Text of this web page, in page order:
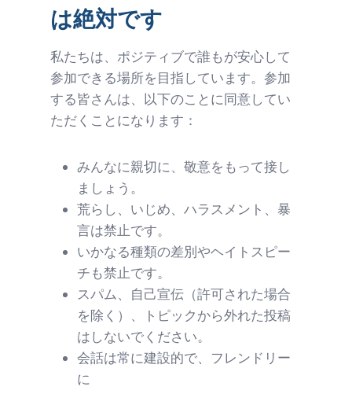
は絶対です
私たちは、ポジティブで誰もが安心して
参加できる場所を目指しています。参加
する皆さんは、以下のことに同意してい
ただくことになります：
みんなに親切に、敬意をもって接し
ましょう。
荒らし、いじめ、ハラスメント、暴
言は禁止です。
いかなる種類の差別やヘイトスピー
チも禁止です。
スパム、自己宣伝（許可された場合
を除く）、トピックから外れた投稿
はしないでください。
会話は常に建設的で、フレンドリー
に